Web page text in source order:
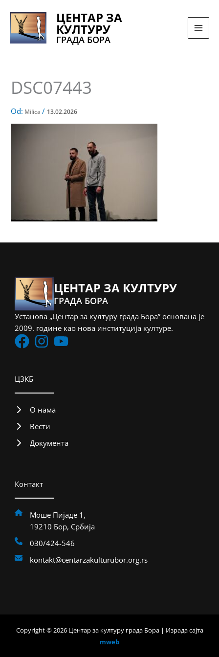
sadržaj
ЦЕНТАР ЗА
КУЛТУРУ
ГРАДА БОРА
DSC07443
Od: Milica/ 13.02.2026
ЦЕНТАР ЗА КУЛТУРУ
ГРАДА БОРА
Установа „Центар за културу града Бора” основана је
2009. године као нова институција културе.
ЦЗКБ
О нама
Вести
Документа
Контакт
Моше Пијаде 1,
19210 Бор, Србија
030/424-546
kontakt@centarzakulturubor.org.rs
Copyright © 2026 Центар за културу града Бора | Израда сајта
mweb